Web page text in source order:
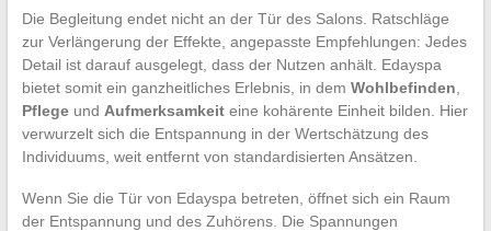
Die Begleitung endet nicht an der Tür des Salons. Ratschläge
zur Verlängerung der Effekte, angepasste Empfehlungen: Jedes
Detail ist darauf ausgelegt, dass der Nutzen anhält. Edayspa
bietet somit ein ganzheitliches Erlebnis, in dem Wohlbefinden
Pflegeund Aufmerksamkeiteine kohärente Einheit bilden. Hier
verwurzelt sich die Entspannung in der Wertschätzung des
Individuums, weit entfernt von standardisierten Ansätzen.
Wenn Sie die Tür von Edayspa betreten, öffnet sich ein Raum
der Entspannung und des Zuhörens. Die Spannungen